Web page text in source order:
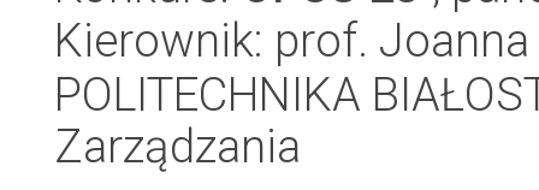
Kierownik: prof. Joanna
POLITECHNIKA
Zarządzania